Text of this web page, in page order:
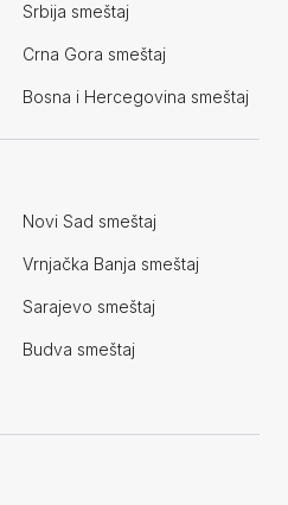
Srbija smeštaj
Crna Gora smeštaj
Bosna i Hercegovina smeštaj
Novi Sad smeštaj
Vrnjačka Banja smeštaj
Sarajevo smeštaj
Budva smeštaj